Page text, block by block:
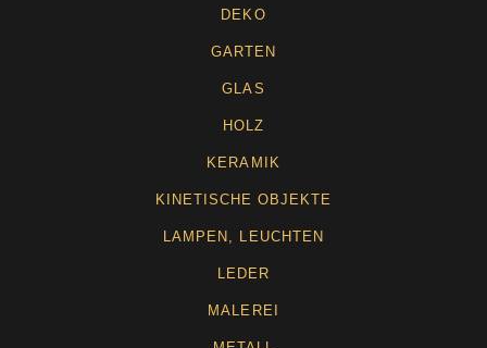
DEKO
GARTEN
GLAS
HOLZ
KERAMIK
KINETISCHE OBJEKTE
LAMPEN, LEUCHTEN
LEDER
MALEREI